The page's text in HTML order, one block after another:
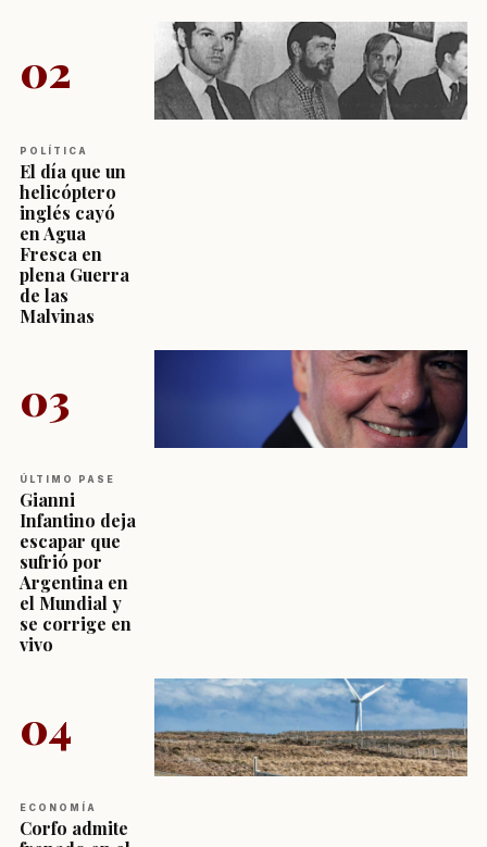
02
POLÍTICA
El día que un
helicóptero
inglés cayó
en Agua
Fresca en
plena Guerra
de las
Malvinas
03
ÚLTIMO PASE
Gianni
Infantino deja
escapar que
sufrió por
Argentina en
el Mundial y
se corrige en
vivo
04
ECONOMÍA
Corfo admite